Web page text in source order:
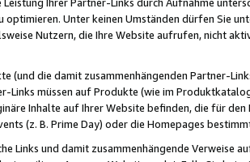
optimieren. Unter keinen Umständen dürfen Sie
Nutzern, die Ihre Website aufrufen, nicht
(und die damit zusammenhängenden Partner-
Links müssen auf Produkte (wie im
Inhalte auf Ihrer Website befinden, die für
(z. B. Prime Day) oder die Homepages
Links und damit zusammenhängende